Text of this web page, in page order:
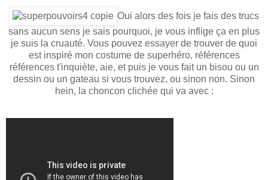
Oui alors des fois je fais des trucs
sans aucun sens je sais pourquoi, je vous inflige ça en plus
je suis la cruauté. Vous pouvez essayer de trouver de quoi
est inspiré mon costume de superhéro, références
références t'inquiète, aie, et puis je vous fait un bisou ou un
dessin ou un gateau si vous trouvez, ou sinon non. Sinon
hein, la choncon clichée qui va avec :